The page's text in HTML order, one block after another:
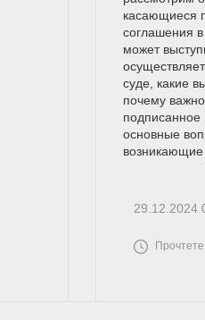
касающиеся
соглашения в
может
суде, какие
почему
подписанное
основные
возникающие
29.12.2024